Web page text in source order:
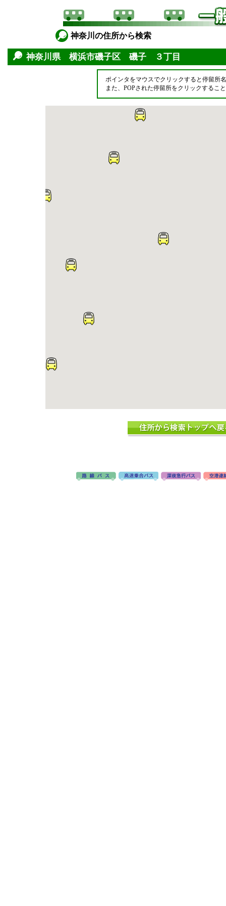
神奈川の住所から検索
神奈川県 横浜市磯子区 磯子 ３丁目
ポインタをマウスでクリックすると停留所
また、POPされた停留所をクリックするこ